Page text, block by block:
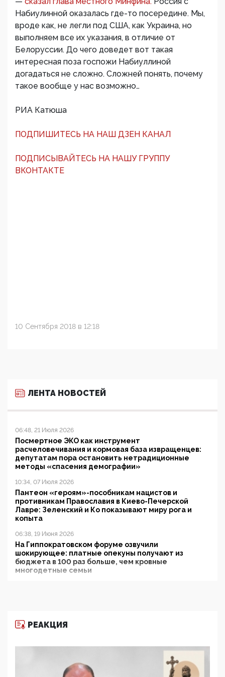
Набиулинной оказалась где-то посередине. Мы,
вроде как, не легли под США, как Украина, но
выполняем все их указания, в отличие от
Белоруссии. До чего доведет вот такая
интересная поза госпожи Набиуллиной
догадаться не сложно. Сложней понять, почему
такое вообще у нас возможно…
РИА Катюша
ПОДПИШИТЕСЬ НА НАШ ДЗЕН КАНАЛ
ПОДПИСЫВАЙТЕСЬ НА НАШУ ГРУППУ
ВКОНТАКТЕ
10 Сентября 2018 в 12:18
ЛЕНТА НОВОСТЕЙ
06:48, 21 Июля 2026
Посмертное ЭКО как инструмент
расчеловечивания и кормовая база извращенцев:
депутатам пора остановить нетрадиционные
методы «спасения демографии»
10:34, 07 Июля 2026
Пантеон «героям»-пособникам нацистов и
противникам Православия в Киево-Печерской
Лавре: Зеленский и Ко показывают миру рога и
копыта
06:38, 19 Июня 2026
На Гиппократовском форуме озвучили
шокирующее: платные опекуны получают из
бюджета в 100 раз больше, чем кровные
многодетные семьи
11:53, 09 Июня 2026
деятельность ИИТО ЮНЕСКО в России, но
цифроглобалисты продолжают определять
повестку в образовании
РЕАКЦИЯ